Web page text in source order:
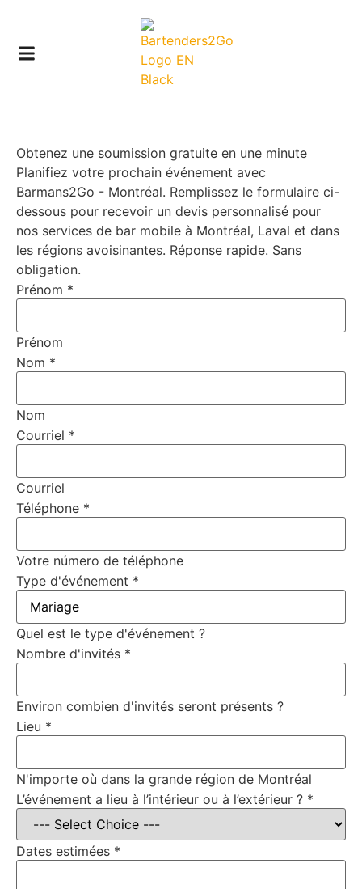
Obtenez une soumission gratuite en une minute
Planifiez votre prochain événement avec
Barmans2Go - Montréal. Remplissez le formulaire ci-
dessous pour recevoir un devis personnalisé pour
nos services de bar mobile à Montréal, Laval et dans
les régions avoisinantes. Réponse rapide. Sans
obligation.
Prénom *
Prénom
Nom *
Nom
Courriel *
Courriel
Téléphone *
Votre número de téléphone
Type d'événement *
Quel est le type d'événement ?
Nombre d'invités *
Environ combien d'invités seront présents ?
Lieu *
N'importe où dans la grande région de Montréal
L’événement a lieu à l’intérieur ou à l’extérieur ? *
Dates estimées *